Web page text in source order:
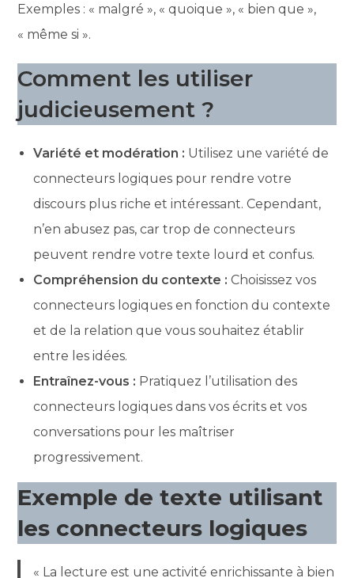
Exemples : « malgré », « quoique », « bien que »,
« même si ».
Comment les utiliser
judicieusement ?
Variété et modération : Utilisez une variété de
connecteurs logiques pour rendre votre
discours plus riche et intéressant. Cependant,
n’en abusez pas, car trop de connecteurs
peuvent rendre votre texte lourd et confus.
Compréhension du contexte : Choisissez vos
connecteurs logiques en fonction du contexte
et de la relation que vous souhaitez établir
entre les idées.
Entraînez-vous : Pratiquez l’utilisation des
connecteurs logiques dans vos écrits et vos
conversations pour les maîtriser
progressivement.
Exemple de texte utilisant
les connecteurs logiques
« La lecture est une activité enrichissante à bien